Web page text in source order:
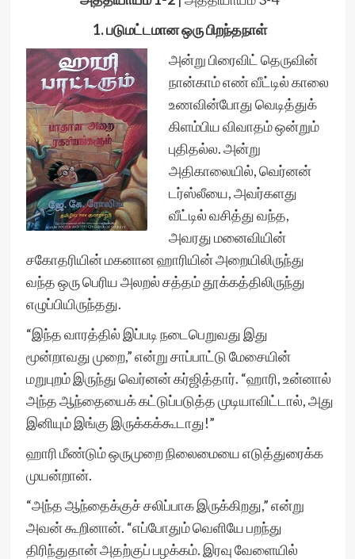
1. படுமட்டமான ஒரு பிறந்தநாள்
அன்று பிரைவிட் தெருவின்
நான்காம் எண் வீட்டில் காலை
உணவின்போது வெடித்துக்
கிளம்பிய விவாதம் ஒன்றும்
புதிதல்ல. அன்று
அதிகாலையில், வெர்னன்
டர்ஸ்லீயை, அவர்களது
வீட்டில் வசித்து வந்த,
அவரது மனைவியின்
சகோதரியின் மகனான ஹாரியின் அறையிலிருந்து
வந்த ஒரு பெரிய அலறல் சத்தம் தூக்கத்திலிருந்து
எழுப்பியிருந்தது.
“இந்த வாரத்தில் இப்படி நடைபெறுவது இது
மூன்றாவது முறை,” என்று சாப்பாட்டு மேசையின்
மறுபுறம் இருந்து வெர்னன் கர்ஜித்தார். “ஹாரி, உன்னால்
அந்த ஆந்தையைக் கட்டுப்படுத்த முடியாவிட்டால், அது
இனியும் இங்கு இருக்கக்கூடாது!”
ஹாரி மீண்டும் ஒருமுறை நிலைமையை எடுத்துரைக்க
முயன்றான்.
“அந்த ஆந்தைக்குச் சலிப்பாக இருக்கிறது,” என்று
அவன் கூறினான். “எப்போதும் வெளியே பறந்து
திரிந்துதான் அதற்குப் பழக்கம். இரவு வேளையில்